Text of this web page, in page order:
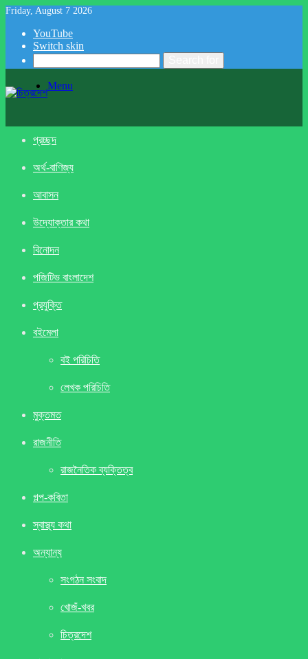
Friday, August 7 2026
YouTube
Switch skin
Menu
প্রচ্ছদ
অর্থ-বাণিজ্য
আবাসন
উদ্যোক্তার কথা
বিনোদন
পজিটিভ বাংলাদেশ
প্রযুক্তি
বইমেলা
বই পরিচিতি
লেখক পরিচিতি
মুক্তমত
রাজনীতি
রাজনৈতিক ব্যক্তিত্ব
গল্প-কবিতা
স্বাস্থ্য কথা
অন্যান্য
সংগঠন সংবাদ
খােজঁ-খবর
চিত্রদেশ